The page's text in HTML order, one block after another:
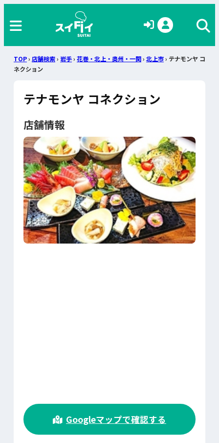
TOP› 店舗検索› 岩手› 花巻・北上・奥州・一関› 北上市› テナモンヤ コ
ネクション
テナモンヤ コネクション
店舗情報
>
Googleマップで確認する